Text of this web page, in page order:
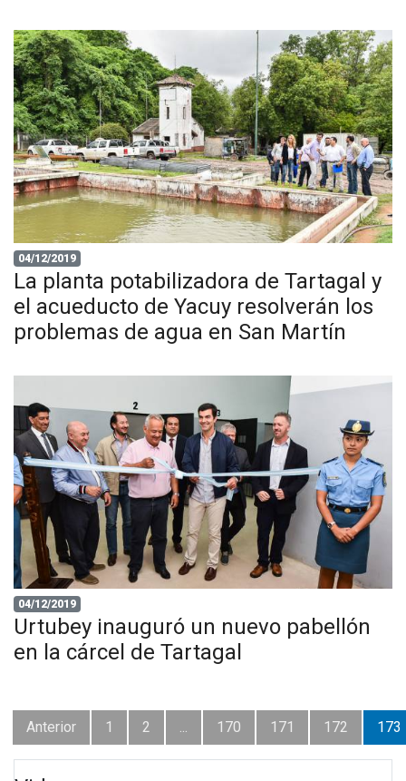
04/12/2019
La planta potabilizadora de Tartagal y
el acueducto de Yacuy resolverán los
problemas de agua en San Martín
04/12/2019
Urtubey inauguró un nuevo pabellón
en la cárcel de Tartagal
Anterior 1 2 ... 170 171 172 173